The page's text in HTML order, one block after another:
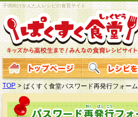
子供向けかんたんレシピの食育サイト
TOP > ぱくすく食堂パスワード再発行フォーム